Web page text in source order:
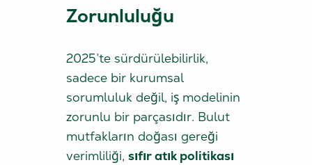
Zorunluluğu
2025’te sürdürülebilirlik,
sadece bir kurumsal
sorumluluk değil, iş modelinin
zorunlu bir parçasıdır. Bulut
mutfakların doğası gereği
verimliliği, sıfır atık politikası